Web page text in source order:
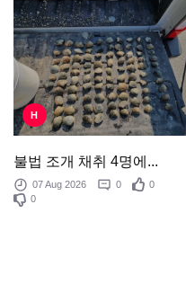
H
불법 조개 채취 4명에...
07 Aug 2026 0
0
0